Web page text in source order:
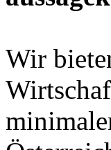
Wir